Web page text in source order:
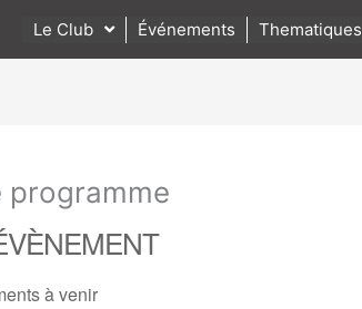
Le Club Événements Thematiques
programme
à venir